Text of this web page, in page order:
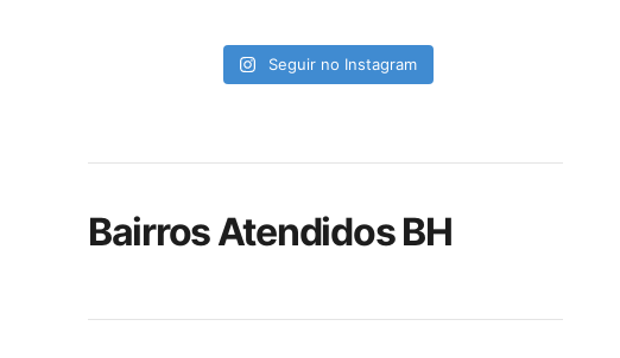
Seguir no Instagram
Bairros Atendidos BH